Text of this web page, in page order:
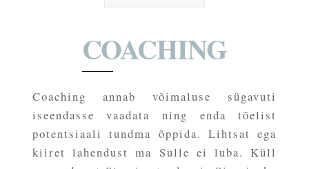
COACHING
Coaching annab võimaluse sügavuti
iseendasse vaadata ning enda tõelist
potentsiaali tundma õppida. Lihtsat ega
kiiret lahendust ma Sulle ei luba. Küll